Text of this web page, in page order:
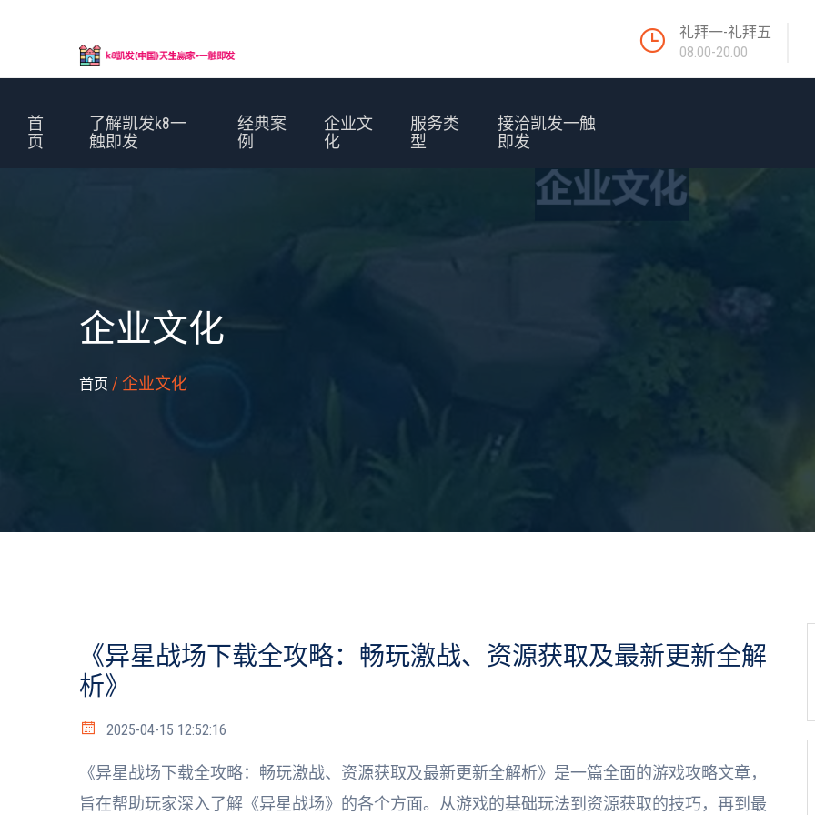
礼拜一-礼拜五
08.00-20.00
首
页
了解凯发k8一
触即发
经典案
例
企业文
化
服务类
型
接洽凯发一触
即发
企业文化
首页 / 企业文化
《异星战场下载全攻略：畅玩激战、资源获取及最新更新全解
析》
2025-04-15 12:52:16
《异星战场下载全攻略：畅玩激战、资源获取及最新更新全解析》是一篇全面的游戏攻略文章，
旨在帮助玩家深入了解《异星战场》的各个方面。从游戏的基础玩法到资源获取的技巧，再到最